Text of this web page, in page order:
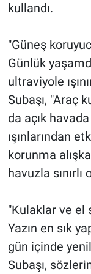
kullandı.
"Güneş
Günlük
ultraviyole
Subaşı, "Araç
da açık
ışınlarından
korunma
havuzla
"Kulaklar ve el
Yazın en sık
gün içinde
Subaşı,